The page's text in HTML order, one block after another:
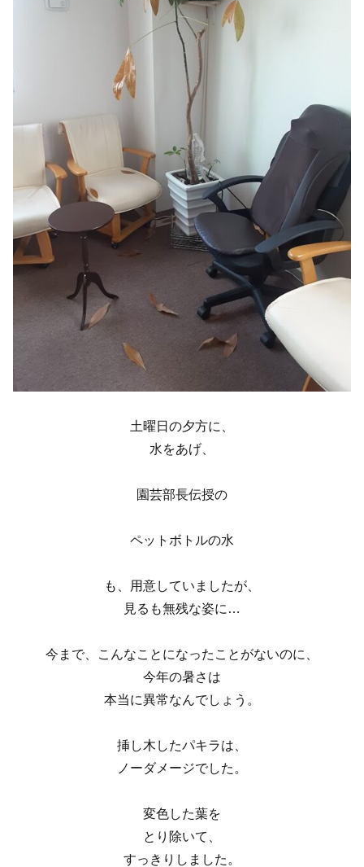
土曜日の夕方に、
水をあげ、
園芸部長伝授の
ペットボトルの水
も、用意していましたが、
見るも無残な姿に…
今まで、こんなことになったことがないのに、
今年の暑さは
本当に異常なんでしょう。
挿し木したパキラは、
ノーダメージでした。
変色した葉を
とり除いて、
すっきりしました。